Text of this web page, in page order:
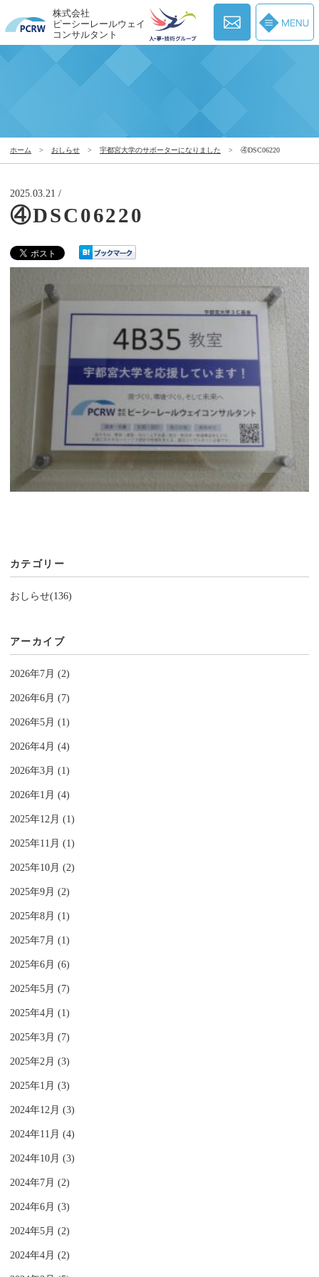
株式会社
ピーシーレールウェイ
コンサルタント
ホーム > おしらせ > 宇都宮大学のサポーターになりました > ④DSC06220
2025.03.21 /
④DSC06220
カテゴリー
おしらせ(136)
アーカイブ
2026年7月 (2)
2026年6月 (7)
2026年5月 (1)
2026年4月 (4)
2026年3月 (1)
2026年1月 (4)
2025年12月 (1)
2025年11月 (1)
2025年10月 (2)
2025年9月 (2)
2025年8月 (1)
2025年7月 (1)
2025年6月 (6)
2025年5月 (7)
2025年4月 (1)
2025年3月 (7)
2025年2月 (3)
2025年1月 (3)
2024年12月 (3)
2024年11月 (4)
2024年10月 (3)
2024年7月 (2)
2024年6月 (3)
2024年5月 (2)
2024年4月 (2)